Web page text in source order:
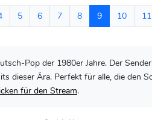
5 6 7 8 9 10 11
Pop der 1980er Jahre. Der
dieser Ära. Perfekt für alle, die den
für den Stream.